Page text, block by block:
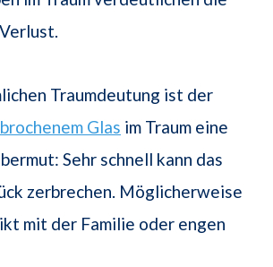
Traumdeutung ist der
Glas im Traum eine
Sehr schnell kann das
zerbrechen. Möglicherweise
mit der Familie oder engen